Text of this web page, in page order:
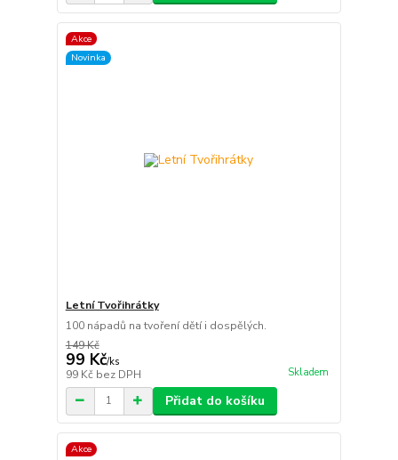
Akce
Novinka
Letní Tvořihrátky
100 nápadů na tvoření dětí i dospělých.
149 Kč
99 Kč/ks
99 Kč bez DPH Skladem
Přidat do košíku
Akce